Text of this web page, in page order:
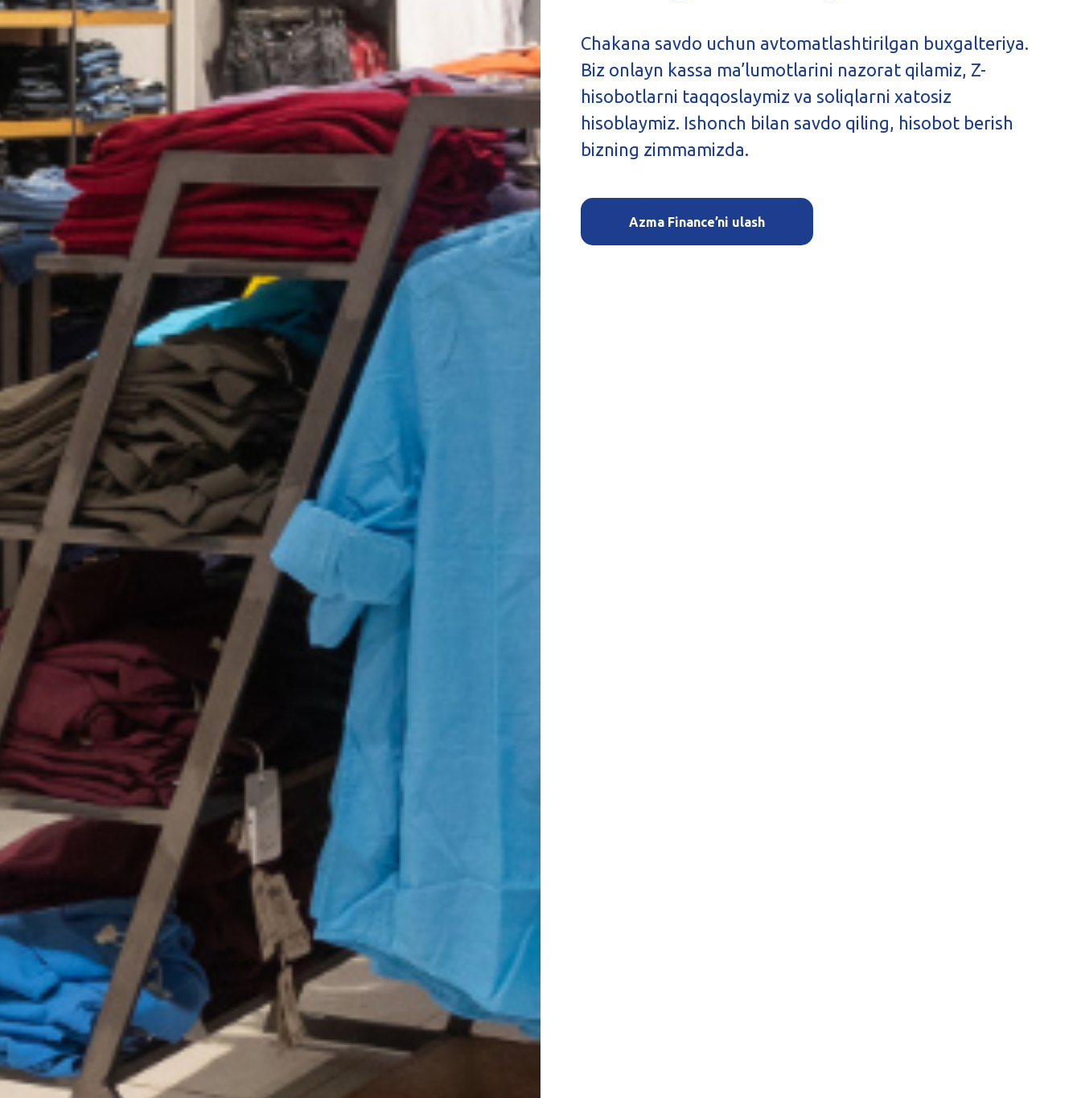
Chakana savdo uchun avtomatlashtirilgan buxgalteriya.
Biz onlayn kassa ma’lumotlarini nazorat qilamiz, Z-
hisobotlarni taqqoslaymiz va soliqlarni xatosiz
hisoblaymiz. Ishonch bilan savdo qiling, hisobot berish
bizning zimmamizda.
Azma Finance’ni ulash